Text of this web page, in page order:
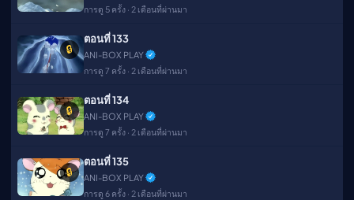
การดู 5 ครั้ง · 2 เดือนที่ผ่านมา
🔒
ตอนที่ 133
ANI-BOX PLAY
การดู 7 ครั้ง · 2 เดือนที่ผ่านมา
🔒
ตอนที่ 134
ANI-BOX PLAY
การดู 7 ครั้ง · 2 เดือนที่ผ่านมา
🔒
ตอนที่ 135
ANI-BOX PLAY
การดู 6 ครั้ง · 2 เดือนที่ผ่านมา